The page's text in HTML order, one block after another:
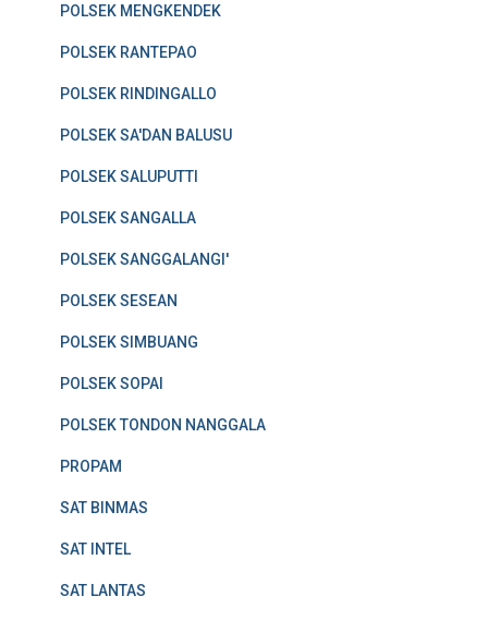
POLSEK MENGKENDEK
POLSEK RANTEPAO
POLSEK RINDINGALLO
POLSEK SA'DAN BALUSU
POLSEK SALUPUTTI
POLSEK SANGALLA
POLSEK SANGGALANGI'
POLSEK SESEAN
POLSEK SIMBUANG
POLSEK SOPAI
POLSEK TONDON NANGGALA
PROPAM
SAT BINMAS
SAT INTEL
SAT LANTAS